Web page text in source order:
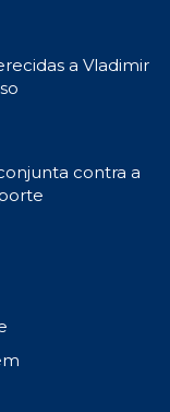
a Vladimir
contra a